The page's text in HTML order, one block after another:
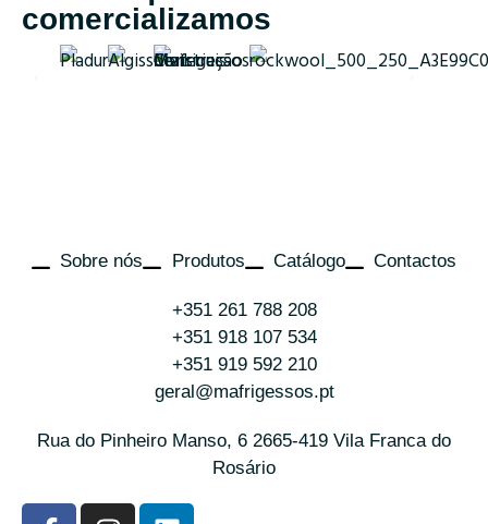
comercializamos
Sobre nós Produtos Catálogo Contactos
+351 261 788 208
+351 918 107 534
+351 919 592 210
geral@mafrigessos.pt
Rua do Pinheiro Manso, 6 2665-419 Vila Franca do
Rosário